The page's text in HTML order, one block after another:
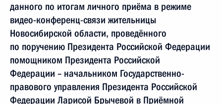
данного по итогам личного приёма в режиме
видео-конференц-связи жительницы
Новосибирской области, проведённого
по поручению Президента Российской Федерации
помощником Президента Российской
Федерации – начальником Государственно-
правового управления Президента Российской
Федерации Ларисой Брычевой в Приёмной